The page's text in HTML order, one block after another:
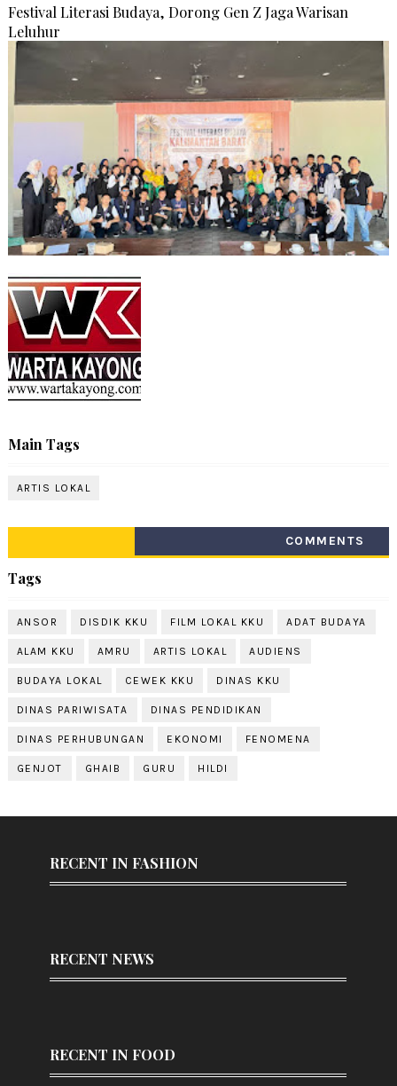
Festival Literasi Budaya, Dorong Gen Z Jaga Warisan
Leluhur
Main Tags
ARTIS LOKAL
COMMENTS
Tags
ANSOR DISDIK KKU FILM LOKAL KKU ADAT BUDAYA
ALAM KKU AMRU ARTIS LOKAL AUDIENS
BUDAYA LOKAL CEWEK KKU DINAS KKU
DINAS PARIWISATA DINAS PENDIDIKAN
DINAS PERHUBUNGAN EKONOMI FENOMENA
GENJOT GHAIB GURU HILDI
RECENT IN FASHION
RECENT NEWS
RECENT IN FOOD